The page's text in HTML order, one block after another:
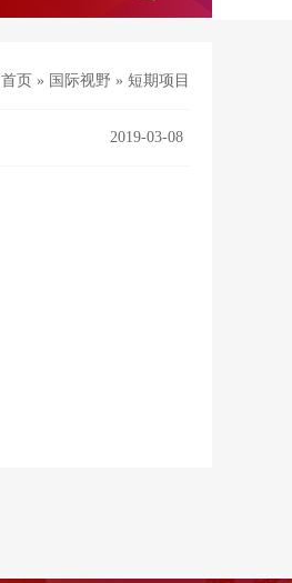
首页 » 国际视野 » 短期项目
2019-03-08